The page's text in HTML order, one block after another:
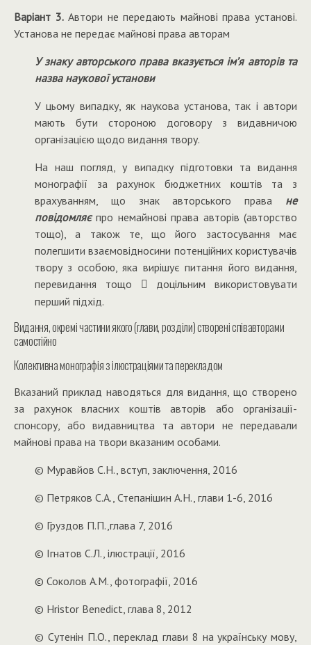
Варіант 3.Автори не передають майнові права установі.
Установа не передає майнові права авторам
У знаку авторського права вказується ім’я авторів та
назва наукової установи
У цьому випадку, як наукова установа, так і автори
мають бути стороною договору з видавничою
організацією щодо видання твору.
На наш погляд, у випадку підготовки та видання
монографії за рахунок бюджетних коштів та з
врахуванням, що знак авторського права не
повідомляєпро немайнові права авторів (авторство
тощо), а також те, що його застосування має
полегшити взаємовідносини потенційних користувачів
твору з особою, яка вирішує питання його видання,
перевидання тощо

доцільним використовувати
перший підхід.
Видання, окремі частини якого (глави, розділи) створені співавторами
самостійно
Колективна монографія з ілюстраціями та перекладом
Вказаний приклад наводяться для видання, що створено
за рахунок власних коштів авторів або організації-
спонсору, або видавництва та автори не передавали
майнові права на твори вказаним особами.
© Муравйов С.Н., вступ, заключення, 2016
© Петряков С.А., Степанішин А.Н., глави 1-6, 2016
© Груздов П.П.,глава 7, 2016
© Ігнатов С.Л., ілюстрації, 2016
© Соколов А.М., фотографії, 2016
© Hristor Benedict, глава 8, 2012
© Сутенін П.О., переклад глави 8 на українську мову,